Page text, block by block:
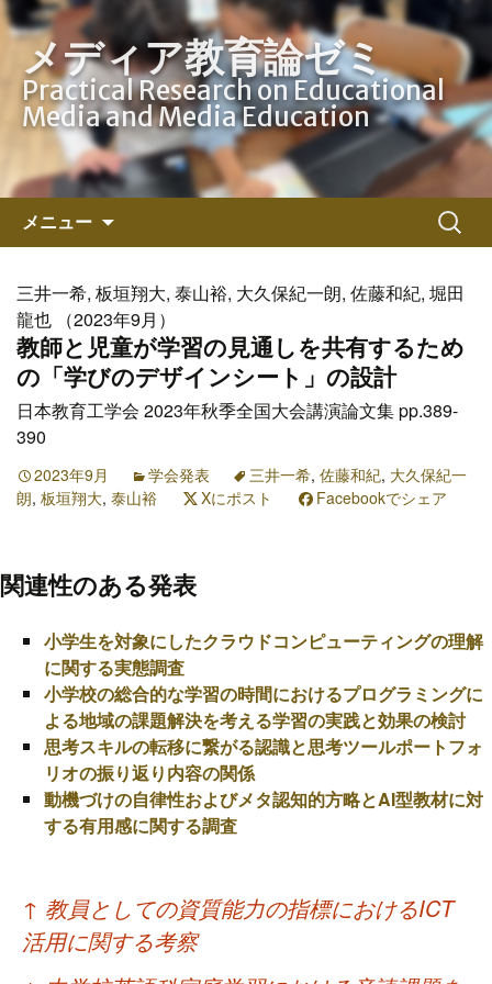
メディア教育論ゼミ
Practical Research on Educational
Media and Media Education
メニュー
ン
ツ
へ
ス
キ
ッ
検
索:
三井一希, 板垣翔大, 泰山裕, 大久保紀一朗, 佐藤和紀, 堀田
龍也 （2023年9月）
教師と児童が学習の見通しを共有するため
の「学びのデザインシート」の設計
日本教育工学会 2023年秋季全国大会講演論文集 pp.389-
390
2023年9月 学会発表 三井一希, 佐藤和紀, 大久保紀一
朗, 板垣翔大, 泰山裕 Xにポスト Facebookでシェア
関連性のある発表
小学生を対象にしたクラウドコンピューティングの理解
に関する実態調査
小学校の総合的な学習の時間におけるプログラミングに
よる地域の課題解決を考える学習の実践と効果の検討
思考スキルの転移に繋がる認識と思考ツールポートフォ
リオの振り返り内容の関係
動機づけの自律性およびメタ認知的方略とAI型教材に対
する有用感に関する調査
投
稿
↑ 教員としての資質能力の指標におけるICT
活用に関する考察